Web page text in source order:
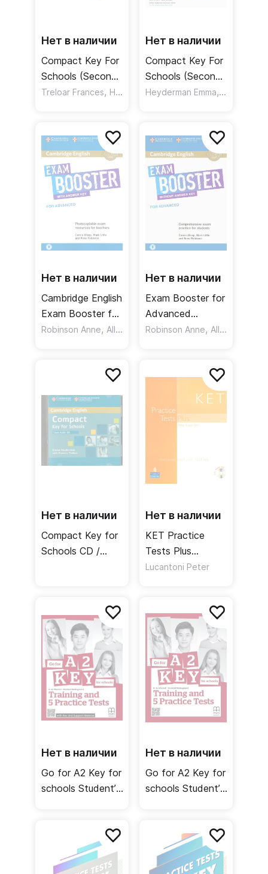
Нет в наличии
Compact Key For
Schools (Second
Edition)
+ Online Practice
+ Workbook /
Учебник +
онлайн-практика
+ рабочая
Treloar Frances, Heyderman Emma ,White Susan
Нет в наличии
Compact Key For
Schools (Second
Edition) Student's
Practice /
Учебник +
онлайн-практика
Heyderman Emma, White
Нет в наличии
Cambridge English
Exam Booster for
Advanced with
Photocopiable
Robinson Anne, Allsop Carole ,Little Mark
Нет в наличии
Exam Booster for
Advanced
without Answer
Exam Practice for
Robinson Anne, Allsop Carole
Нет в наличии
Compact Key for
Schools CD /
Нет в наличии
KET Practice
Tests Plus
Students’ Book +
Lucantoni Peter
Нет в наличии
Go for A2 Key for
schools Student’s
Комплект для
самостоятельной
подготовки
Нет в наличии
Go for A2 Key for
schools Student’s